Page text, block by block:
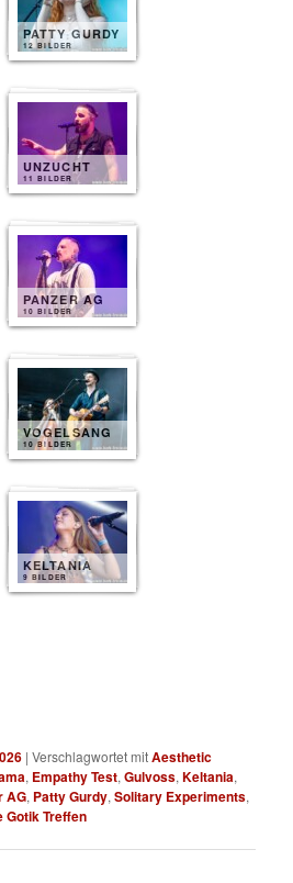
PATTY GURDY
12 BILDER
UNZUCHT
11 BILDER
PANZER AG
10 BILDER
VOGELSANG
10 BILDER
KELTANIA
9 BILDER
|Verschlagwortet mitAesthetic
, Empathy Test,Gulvoss,Keltania,
AG, Patty Gurdy,Solitary Experiments,
Gotik Treffen